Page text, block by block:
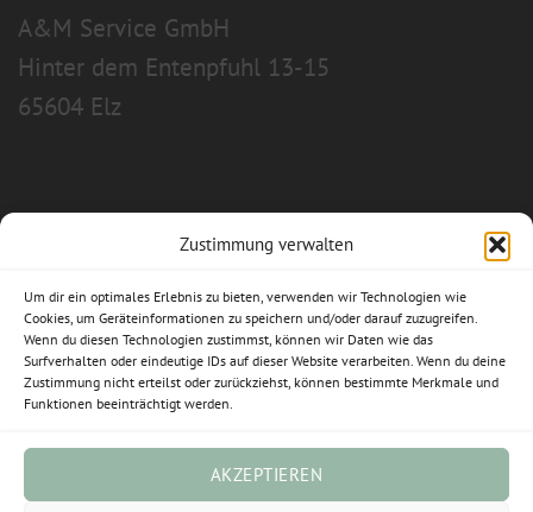
Zustimmung verwalten
Um dir ein optimales Erlebnis zu bieten, verwenden wir Technologien wie
Cookies, um Geräteinformationen zu speichern und/oder darauf zuzugreifen.
Wenn du diesen Technologien zustimmst, können wir Daten wie das
Surfverhalten oder eindeutige IDs auf dieser Website verarbeiten. Wenn du deine
Zustimmung nicht erteilst oder zurückziehst, können bestimmte Merkmale und
Funktionen beeinträchtigt werden.
AKZEPTIEREN
A&M Service GmbH
Hinter dem Entenpfuhl 13-15
65604 Elz
Allgemeine Geschäftsbedingungen
Impressum
Datenschutzerklärung
Cookie-Richtlinie (EU)